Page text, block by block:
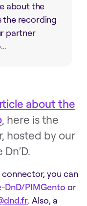
about the
the recording
partner
about the
, here is the
hosted by our
you can
DnD/PIMGento or
. Also, a